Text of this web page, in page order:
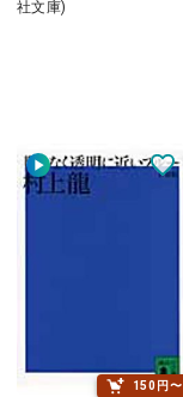
社文庫)
150円〜